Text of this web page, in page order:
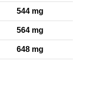
544 mg
564 mg
648 mg